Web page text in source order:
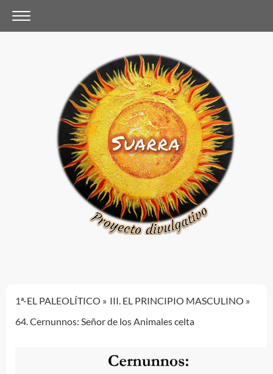
1ª-EL PALEOLÍTICO
III. EL PRINCIPIO MASCULINO
64. Cernunnos: Señor de los Animales celta